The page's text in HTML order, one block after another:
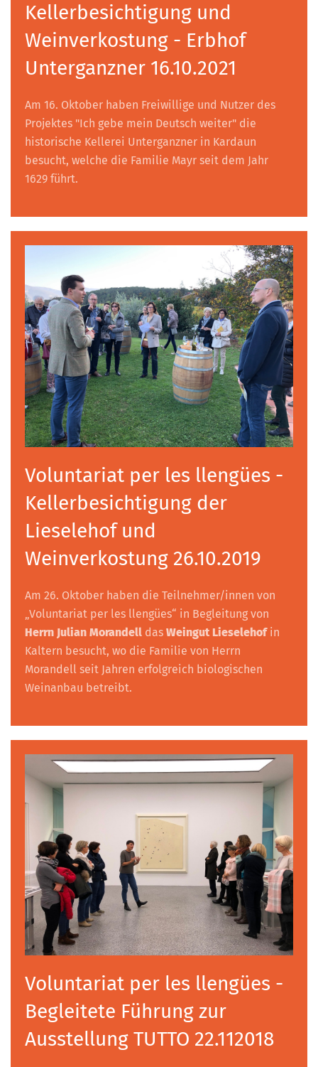
Kellerbesichtigung und
Weinverkostung - Erbhof
Unterganzner 16.10.2021
Am 16. Oktober haben Freiwillige und Nutzer des
Projektes "Ich gebe mein Deutsch weiter" die
historische Kellerei Unterganzner in Kardaun
besucht, welche die Familie Mayr seit dem Jahr
1629 führt.
Voluntariat per les llengües -
Kellerbesichtigung der
Lieselehof und
Weinverkostung 26.10.2019
Am 26. Oktober haben die Teilnehmer/innen von
„Voluntariat per les llengües“ in Begleitung von
Herrn Julian Morandell das Weingut Lieselehofin
Kaltern besucht, wo die Familie von Herrn
Morandell seit Jahren erfolgreich biologischen
Weinanbau betreibt.
Voluntariat per les llengües -
Begleitete Führung zur
Ausstellung TUTTO 22.112018